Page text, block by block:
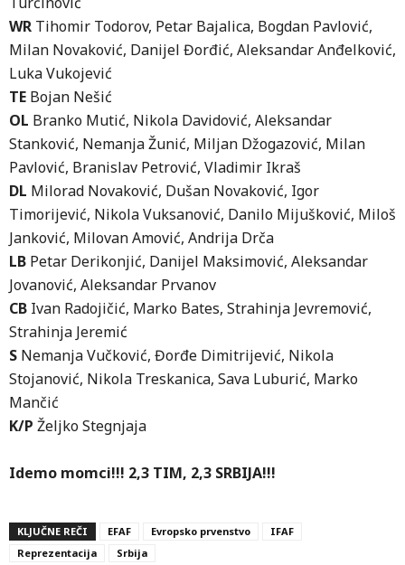
WR Tihomir Todorov, Petar Bajalica, Bogdan Pavlović,
Milan Novaković, Danijel Đorđić, Aleksandar Anđelković,
Luka Vukojević
TE Bojan Nešić
OL Branko Mutić, Nikola Davidović, Aleksandar
Stanković, Nemanja Žunić, Miljan Džogazović, Milan
Pavlović, Branislav Petrović, Vladimir Ikraš
DL Milorad Novaković, Dušan Novaković, Igor
Timorijević, Nikola Vuksanović, Danilo Mijušković, Miloš
Janković, Milovan Amović, Andrija Drča
LB Petar Derikonjić, Danijel Maksimović, Aleksandar
Jovanović, Aleksandar Prvanov
CB Ivan Radojičić, Marko Bates, Strahinja Jevremović,
Strahinja Jeremić
S Nemanja Vučković, Đorđe Dimitrijević, Nikola
Stojanović, Nikola Treskanica, Sava Luburić, Marko
Mančić
K/P Željko Stegnjaja
Idemo momci!!! 2,3 TIM, 2,3 SRBIJA!!!
KLJUČNE REČI EFAF Evropsko prvenstvo
IFAF
Reprezentacija
Srbija